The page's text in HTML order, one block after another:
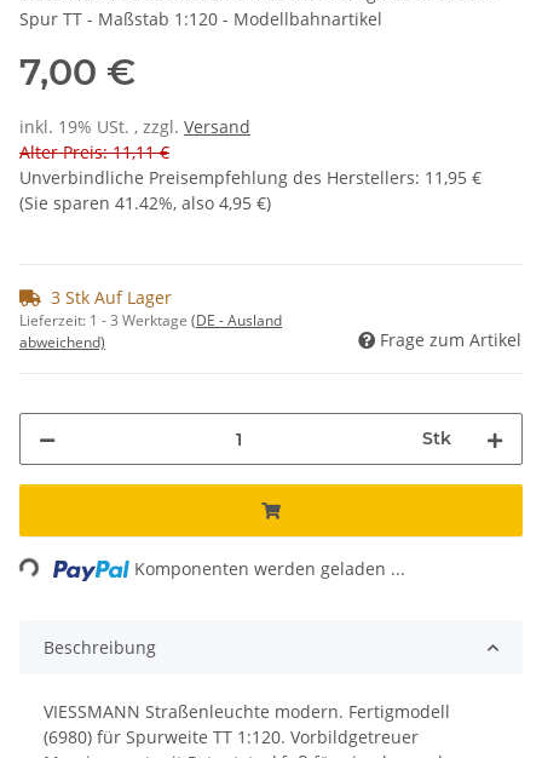
Spur TT - Maßstab 1:120 - Modellbahnartikel
7,00 €
inkl. 19% USt. , zzgl. Versand
Alter Preis: 11,11 €
Unverbindliche Preisempfehlung des Herstellers: 11,95 €
(Sie sparen 41.42%, also 4,95 €)
3 Stk Auf Lager
Lieferzeit: 1 - 3 Werktage (DE - Ausland
abweichend)
Frage zum Artikel
Stk
Komponenten werden geladen ...
Beschreibung
VIESSMANN Straßenleuchte modern. Fertigmodell
(6980) für Spurweite TT 1:120. Vorbildgetreuer